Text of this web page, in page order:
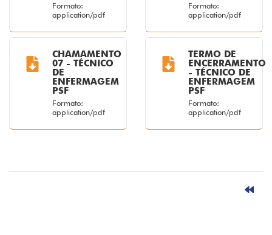
Formato:
application/pdf
Formato:
application/pdf
CHAMAMENTO
07 - TÉCNICO
DE
ENFERMAGEM
PSF
Formato:
application/pdf
TERMO DE
ENCERRAMENTO
- TÉCNICO DE
ENFERMAGEM
PSF
Formato:
application/pdf